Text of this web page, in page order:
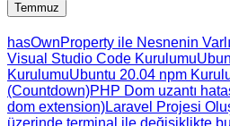
Temmuz
hasOwnProperty ile Nesnenin
Visual Studio Code Kurulumu
KurulumuUbuntu 20.04 npm
(Countdown)PHP Dom uzantı
dom extension)Laravel Projesi
üzerinde terminal ile değişiklikte